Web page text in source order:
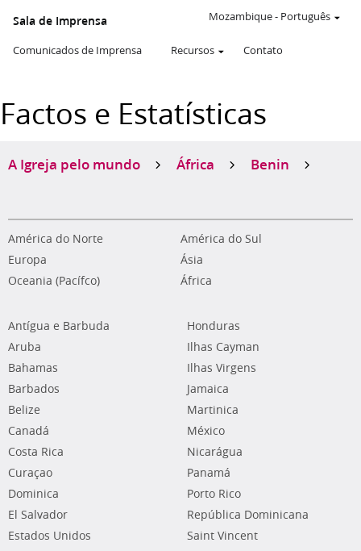
Sala de Imprensa
Comunicados de Imprensa Recursos Contato
Mozambique- Português
Factos e Estatísticas
A Igreja pelo mundo África Benin
América do Norte
América do Sul
Europa
Ásia
Oceania (Pacífco)
África
Antígua e Barbuda
Aruba
Bahamas
Barbados
Belize
Canadá
Costa Rica
Curaçao
Dominica
El Salvador
Estados Unidos
Honduras
Ilhas Cayman
Ilhas Virgens
Jamaica
Martinica
México
Nicarágua
Panamá
Porto Rico
República Dominicana
Saint Vincent